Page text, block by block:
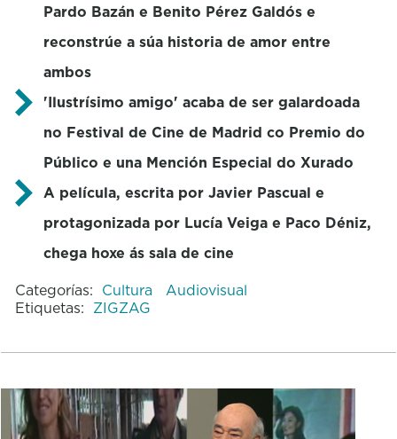
Pardo Bazán e Benito Pérez Galdós e
reconstrúe a súa historia de amor entre
ambos
'Ilustrísimo amigo' acaba de ser galardoada
no Festival de Cine de Madrid co Premio do
Público e una Mención Especial do Xurado
A película, escrita por Javier Pascual e
protagonizada por Lucía Veiga e Paco Déniz,
chega hoxe ás sala de cine
Categorías: Cultura
Audiovisual
Etiquetas: ZIGZAG